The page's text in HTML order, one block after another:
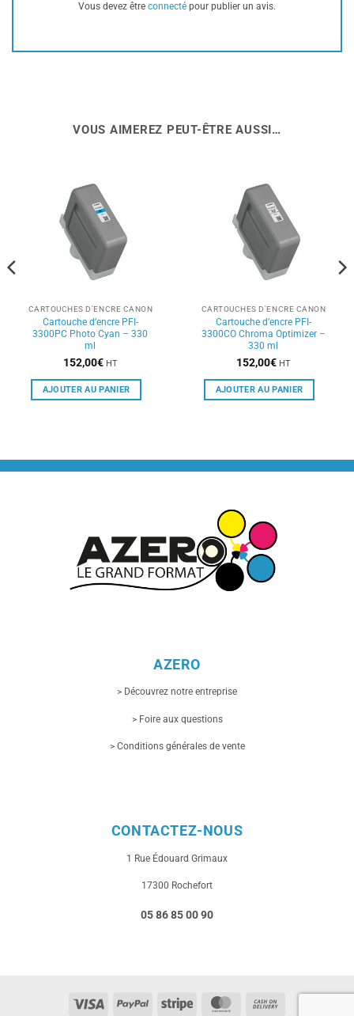
Vous devez être connecté pour publier un avis.
VOUS AIMEREZ PEUT-ÊTRE AUSSI…
CARTOUCHES D'ENCRE CANON
Cartouche d’encre PFI-
3300PC Photo Cyan – 330
ml
152,00€ HT
AJOUTER AU PANIER
CARTOUCHES D'ENCRE CANON
Cartouche d’encre PFI-
3300CO Chroma Optimizer –
330 ml
152,00€ HT
AJOUTER AU PANIER
AZERO
> Découvrez notre entreprise
> Foire aux questions
> Conditions générales de vente
CONTACTEZ-NOUS
1 Rue Édouard Grimaux
17300 Rochefort
05 86 85 00 90
Visa PayPal Stripe MasterCard